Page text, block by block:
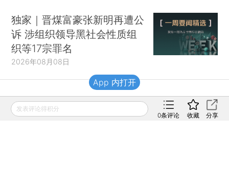
独家｜晋煤富豪张新明再遭公
诉 涉组织领导黑社会性质组
织等17宗罪名
2026年08月08日
财新移动
发表评论得积分
0条评论 收藏 分享
App 内打开